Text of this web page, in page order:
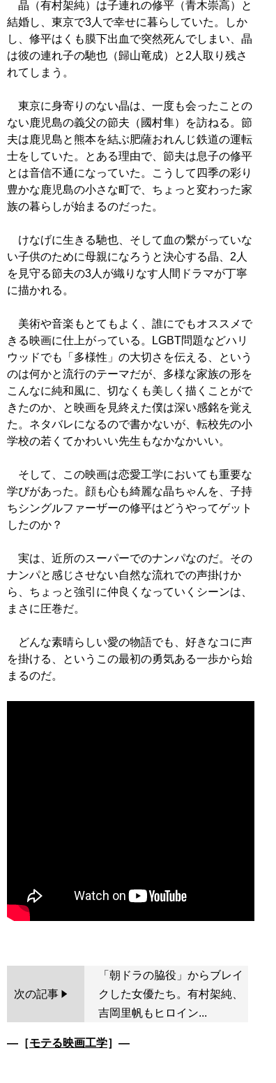
晶（有村架純）は子連れの修平（青木崇高）と
結婚し、東京で3人で幸せに暮らしていた。しか
し、修平はくも膜下出血で突然死んでしまい、晶
は彼の連れ子の馳也（歸山竜成）と2人取り残さ
れてしまう。
東京に身寄りのない晶は、一度も会ったことの
ない鹿児島の義父の節夫（國村隼）を訪ねる。節
夫は鹿児島と熊本を結ぶ肥薩おれんじ鉄道の運転
士をしていた。とある理由で、節夫は息子の修平
とは音信不通になっていた。こうして四季の彩り
豊かな鹿児島の小さな町で、ちょっと変わった家
族の暮らしが始まるのだった。
けなげに生きる馳也、そして血の繫がっていな
い子供のために母親になろうと決心する晶、2人
を見守る節夫の3人が織りなす人間ドラマが丁寧
に描かれる。
美術や音楽もとてもよく、誰にでもオススメで
きる映画に仕上がっている。LGBT問題などハリ
ウッドでも「多様性」の大切さを伝える、という
のは何かと流行のテーマだが、多様な家族の形を
こんなに純和風に、切なくも美しく描くことがで
きたのか、と映画を見終えた僕は深い感銘を覚え
た。ネタバレになるので書かないが、転校先の小
学校の若くてかわいい先生もなかなかいい。
そして、この映画は恋愛工学においても重要な
学びがあった。顔も心も綺麗な晶ちゃんを、子持
ちシングルファーザーの修平はどうやってゲット
したのか？
実は、近所のスーパーでのナンパなのだ。その
ナンパと感じさせない自然な流れでの声掛けか
ら、ちょっと強引に仲良くなっていくシーンは、
まさに圧巻だ。
どんな素晴らしい愛の物語でも、好きなコに声
を掛ける、というこの最初の勇気ある一歩から始
まるのだ。
次の記事
「朝ドラの脇役」からブレイ
クした女優たち。有村架純、
吉岡里帆もヒロイン...
―［モテる映画工学］―